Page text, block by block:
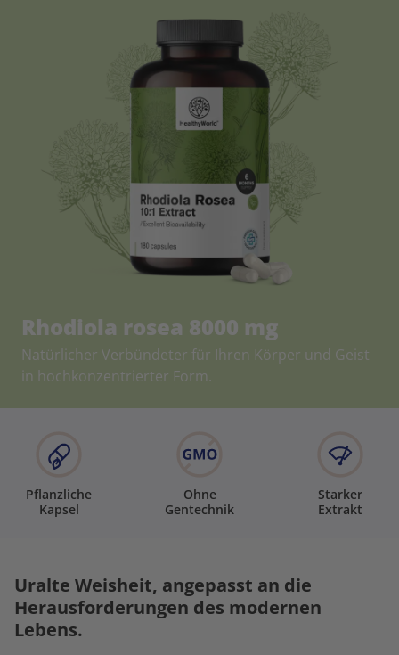
Rhodiola rosea 8000 mg
Natürlicher Verbündeter für Ihren Körper und Geist
in hochkonzentrierter Form.
Pflanzliche
Kapsel
Ohne
Gentechnik
Starker
Extrakt
Uralte Weisheit, angepasst an die
Herausforderungen des modernen
Lebens.